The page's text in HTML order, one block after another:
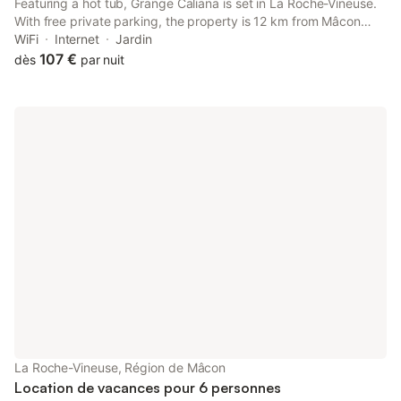
Featuring a hot tub, Grange Caliana is set in La Roche-Vineuse.
With free private parking, the property is 12 km from Mâcon
Exhibition Centre and 10 km from Gare de Mâcon Loché TGV.
WiFi Internet
Jardin
dès 107 € par nuit
La Roche-Vineuse, Région de Mâcon
Location de vacances pour 6 personnes